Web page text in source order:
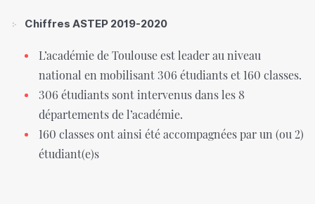
Chiffres ASTEP 2019-2020
L’académie de Toulouse est leader au niveau
national en mobilisant 306 étudiants et 160 classes.
306 étudiants sont intervenus dans les 8
départements de l’académie.
160 classes ont ainsi été accompagnées par un (ou 2)
étudiant(e)s